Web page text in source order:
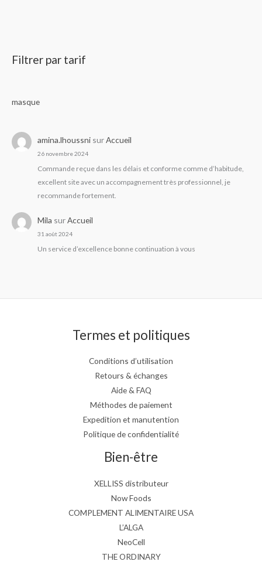
Filtrer par tarif
masque
amina.lhoussni surAccueil
26 novembre 2024
Commande reçue dans les délais et conforme comme d’habitude,
excellent site avec un accompagnement très professionnel, je
recommande fortement.
Mila surAccueil
31 août 2024
Un service d’excellence bonne continuation à vous
Termes et politiques
Conditions d’utilisation
Retours & échanges
Aide & FAQ
Méthodes de paiement
Expedition et manutention
Politique de confidentialité
Bien-être
XELLISS distributeur
Now Foods
COMPLEMENT ALIMENTAIRE USA
L’ALGA
NeoCell
THE ORDINARY